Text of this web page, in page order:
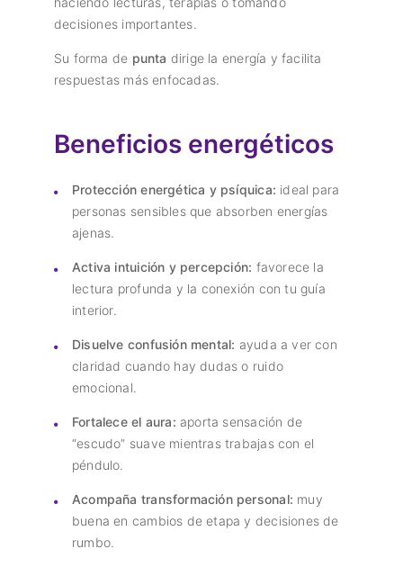
decisiones importantes.
Su forma de punta dirige la energía y facilita
respuestas más enfocadas.
Beneficios energéticos
Protección energética y psíquica: ideal para
personas sensibles que absorben energías
ajenas.
Activa intuición y percepción: favorece la
lectura profunda y la conexión con tu guía
interior.
Disuelve confusión mental: ayuda a ver con
claridad cuando hay dudas o ruido
emocional.
Fortalece el aura: aporta sensación de
“escudo” suave mientras trabajas con el
péndulo.
Acompaña transformación personal: muy
buena en cambios de etapa y decisiones de
rumbo.